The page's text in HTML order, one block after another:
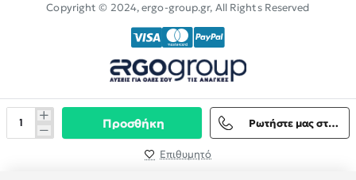
Προσθήκη Ρωτήστε μας στο Viber
Επιθυμητό
Copyright © 2024, ergo-group.gr, All Rights Reserved